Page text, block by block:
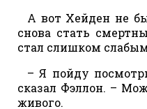
А вот Хейден не
снова стать
стал слишком
– Я пойду
сказал Фэллон. –
живого.